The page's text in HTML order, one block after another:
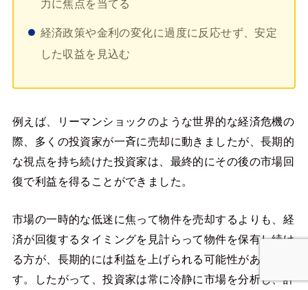
力に焦点を当てる
経済政策や金利の変化に過度に反応せず、安定
した収益を見込む
例えば、リーマンショックのような世界的な経済危機の
際、多くの投資家が一斉に売却に動きましたが、長期的
な視点を持ち続けた投資家は、最終的にその後の市場回
復で利益を得ることができました。
市場の一時的な低迷に焦って物件を売却するよりも、経
済が回復するタイミングを見計らって物件を保有し続け
る方が、長期的には利益を上げられる可能性がありま
す。したがって、投資家は常に冷静に市場を分析し、計